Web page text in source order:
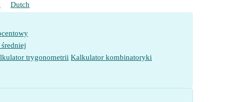
Dutch
trygonometrii Kalkulator kombinatoryki